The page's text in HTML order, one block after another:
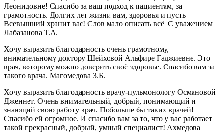
Леонидовне! Спасибо за ваш подход к пациентам, за
грамотность. Долгих лет жизни вам, здоровья и пусть
Всевышний хранит вас! Слов мало описать всё. С уважением
Лабазанова Т.А.
Хочу выразить благодарность очень грамотному,
внимательному доктору Шейховой Альфире Гаджиевне. Это
врач, которому можно доверить своё здоровье. Спасибо вам за
такого врача. Магомедова З.Б.
Хочу выразить благодарность врачу-пульмонологу Османовой
Дженнет. Очень внимательный, добрый, понимающий и
знающий свою работу врач. Побольше бы таких врачей!
Спасибо ей огромное. И спасибо вам за то, что у вас работает
такой прекрасный, добрый, умный специалист! Ахмедова